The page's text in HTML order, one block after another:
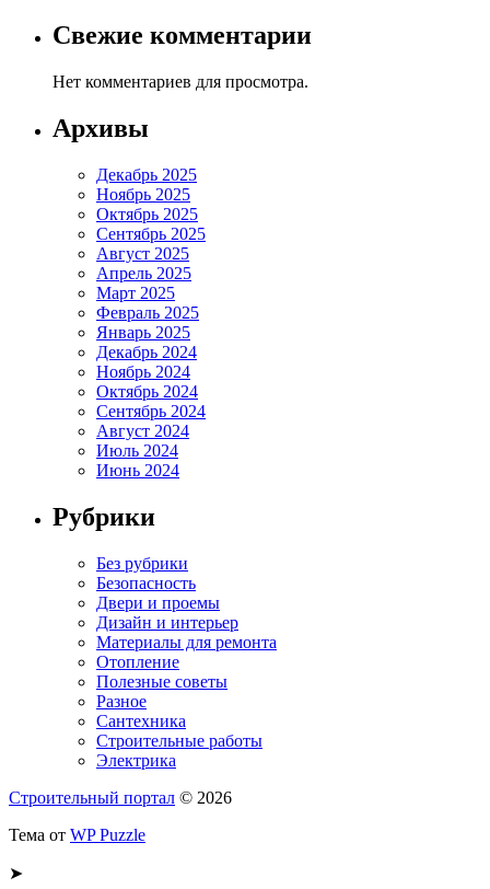
Свежие комментарии
Нет комментариев для просмотра.
Архивы
Декабрь 2025
Ноябрь 2025
Октябрь 2025
Сентябрь 2025
Август 2025
Апрель 2025
Март 2025
Февраль 2025
Январь 2025
Декабрь 2024
Ноябрь 2024
Октябрь 2024
Сентябрь 2024
Август 2024
Июль 2024
Июнь 2024
Рубрики
Без рубрики
Безопасность
Двери и проемы
Дизайн и интерьер
Материалы для ремонта
Отопление
Полезные советы
Разное
Сантехника
Строительные работы
Электрика
Строительный портал © 2026
Тема от WP Puzzle
➤